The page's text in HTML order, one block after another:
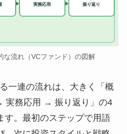
実務応用 振り返り
な流れ（VCファンド）の図解
一連の流れは、大きく「概
務応用 → 振り返り」の4
す。最初のステップで用語